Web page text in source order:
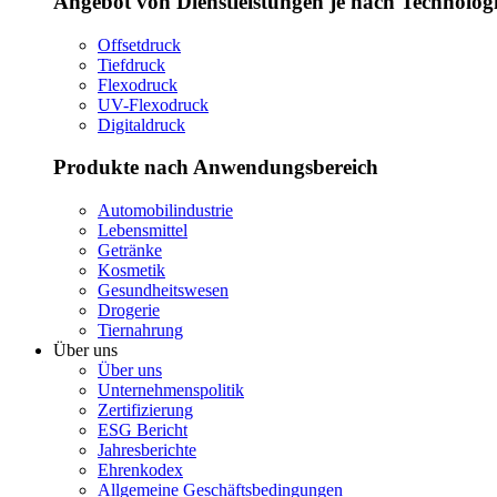
Offsetdruck
Tiefdruck
Flexodruck
UV-Flexodruck
Digitaldruck
Produkte nach Anwendungsbereich
Automobilindustrie
Lebensmittel
Getränke
Kosmetik
Gesundheitswesen
Drogerie
Tiernahrung
Über uns
Über uns
Unternehmenspolitik
Zertifizierung
ESG Bericht
Jahresberichte
Ehrenkodex
Allgemeine Geschäftsbedingungen